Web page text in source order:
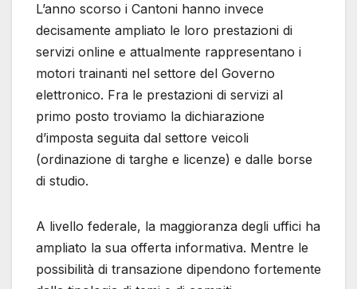
L’anno scorso i Cantoni hanno invece
decisamente ampliato le loro prestazioni di
servizi online e attualmente rappresentano i
motori trainanti nel settore del Governo
elettronico. Fra le prestazioni di servizi al
primo posto troviamo la dichiarazione
d’imposta seguita dal settore veicoli
(ordinazione di targhe e licenze) e dalle borse
di studio.
A livello federale, la maggioranza degli uffici ha
ampliato la sua offerta informativa. Mentre le
possibilità di transazione dipendono fortemente